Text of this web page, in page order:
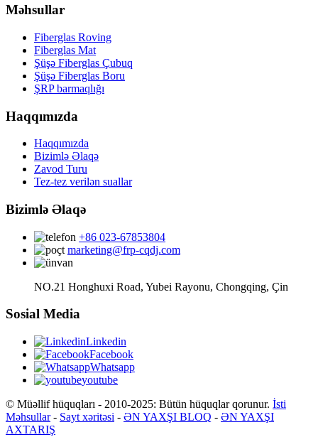
Məhsullar
Fiberglas Roving
Fiberglas Mat
Şüşə Fiberglas Çubuq
Şüşə Fiberglas Boru
ŞRP barmaqlığı
Haqqımızda
Haqqımızda
Bizimlə Əlaqə
Zavod Turu
Tez-tez verilən suallar
Bizimlə Əlaqə
+86 023-67853804
marketing@frp-cqdj.com
NO.21 Honghuxi Road, Yubei Rayonu, Chongqing, Çin
Sosial Media
Linkedin
Facebook
Whatsapp
youtube
© Müəllif hüquqları - 2010-2025: Bütün hüquqlar qorunur. İsti
Məhsullar- Sayt xəritəsi - ƏN YAXŞI BLOQ - ƏN YAXŞI
AXTARIŞ